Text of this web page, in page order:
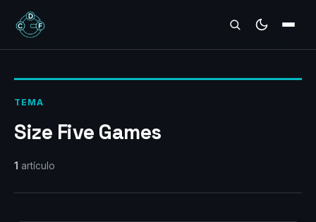
REVIEWS
TEMA
Size Five Games
1 artículo